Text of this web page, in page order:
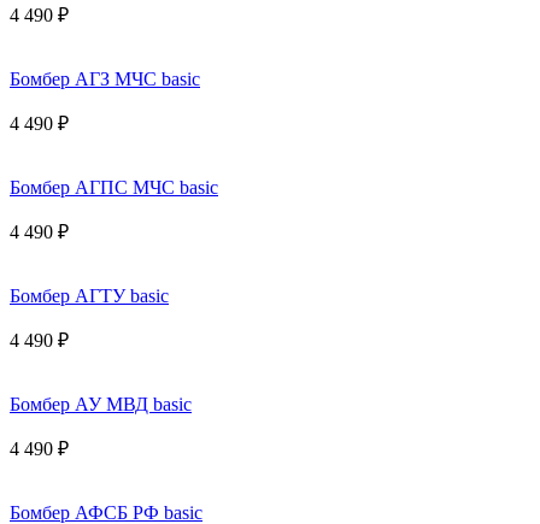
4 490 ₽
Бомбер АГЗ МЧС basic
4 490 ₽
Бомбер АГПС МЧС basic
4 490 ₽
Бомбер АГТУ basic
4 490 ₽
Бомбер АУ МВД basic
4 490 ₽
Бомбер АФСБ РФ basic